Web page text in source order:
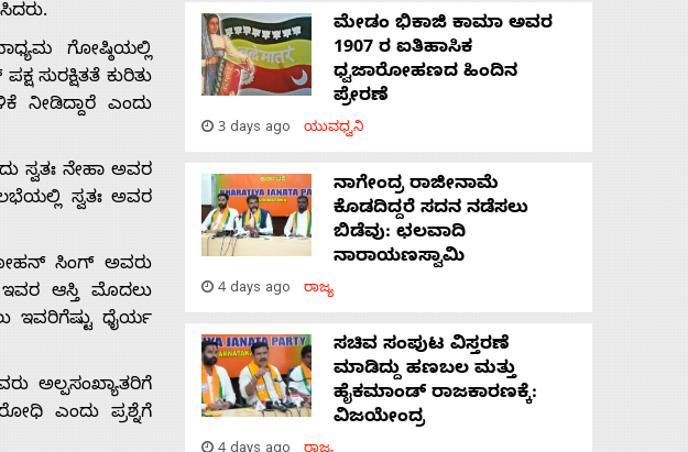
ಗೋಷ್ಠಿಯಲ್ಲಿ
ಸುರಕ್ಷಿತತೆ ಕುರಿತು
ನೀಡಿದ್ದಾರೆ ಎಂದು
ಸ್ವತಃ ನೇಹಾ ಅವರ
ಸ್ವತಃ ಅವರ
ಸಿಂಗ್ ಅವರು
ಇವರ ಆಸ್ತಿ ಮೊದಲು
ಇವರಿಗೆಷ್ಟು ಧೈರ್ಯ
ಅಲ್ಪಸಂಖ್ಯಾತರಿಗೆ
ಎಂದು ಪ್ರಶ್ನೆಗೆ
ಮೇಡಂ ಭಿಕಾಜಿ ಕಾಮಾ ಅವರ
1907 ರ ಐತಿಹಾಸಿಕ
ಧ್ವಜಾರೋಹಣದ ಹಿಂದಿನ
ಪ್ರೇರಣೆ
3 days ago ಯುವಧ್ವನಿ
ನಾಗೇಂದ್ರ ರಾಜೀನಾಮೆ
ಕೊಡದಿದ್ದರೆ ಸದನ ನಡೆಸಲು
ಬಿಡೆವು: ಛಲವಾದಿ
ನಾರಾಯಣಸ್ವಾಮಿ
4 days ago ರಾಜ್ಯ
ಸಚಿವ ಸಂಪುಟ ವಿಸ್ತರಣೆ
ಮಾಡಿದ್ದು ಹಣಬಲ ಮತ್ತು
ಹೈಕಮಾಂಡ್ ರಾಜಕಾರಣಕ್ಕೆ:
ವಿಜಯೇಂದ್ರ